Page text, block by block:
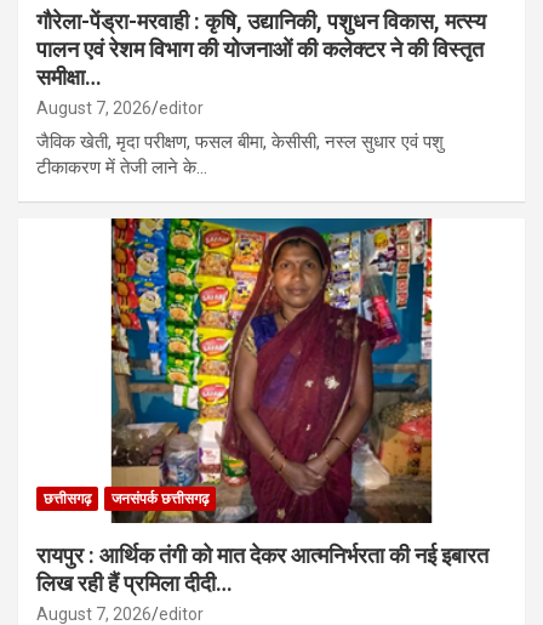
गौरेला-पेंड्रा-मरवाही : कृषि, उद्यानिकी, पशुधन विकास, मत्स्य
पालन एवं रेशम विभाग की योजनाओं की कलेक्टर ने की विस्तृत
समीक्षा…
August 7, 2026 editor
जैविक खेती, मृदा परीक्षण, फसल बीमा, केसीसी, नस्ल सुधार एवं पशु
टीकाकरण में तेजी लाने के…
छत्तीसगढ़ जनसंपर्क छत्तीसगढ़
रायपुर : आर्थिक तंगी को मात देकर आत्मनिर्भरता की नई इबारत
लिख रही हैं प्रमिला दीदी…
August 7, 2026 editor